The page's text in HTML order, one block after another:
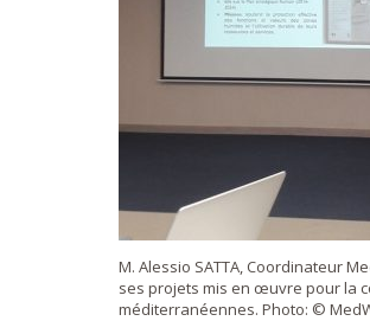
M. Alessio SATTA, Coordinateur
ses projets mis en œuvre pour la
méditerranéennes. Photo: ©